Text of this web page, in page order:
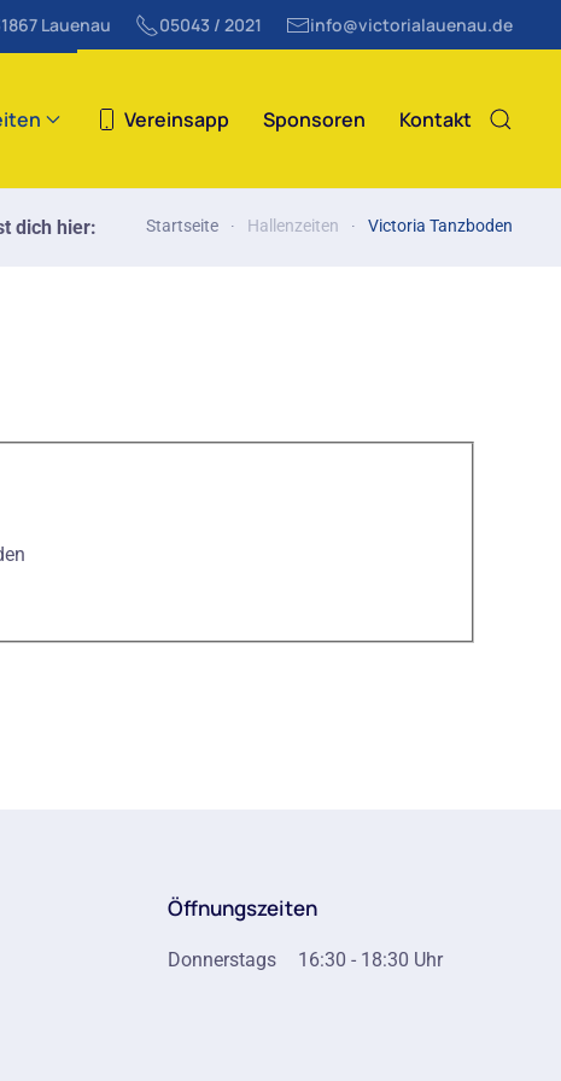
Lauenau 05043 / 2021 info@victorialauenau.de
Vereinsapp Sponsoren Kontakt
dich hier: Startseite Hallenzeiten Victoria Tanzboden
Öffnungszeiten
Donnerstags 16:30 - 18:30 Uhr